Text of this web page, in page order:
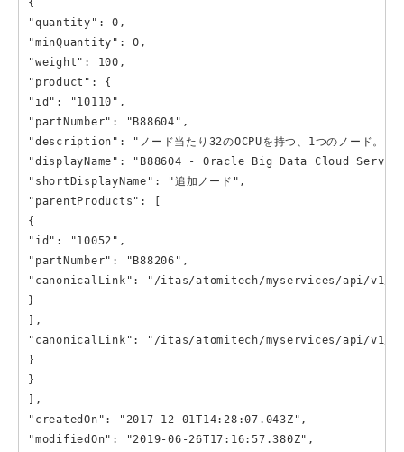
{
"quantity": 0,
"minQuantity": 0,
"weight": 100,
"product": {
"id": "10110",
"partNumber": "B88604",
"description": "ノード当たり32のOCPUを持つ、1つのノー
"displayName": "B88604 - Oracle Big Data Cloud Service
"shortDisplayName": "追加ノード",
"parentProducts": [
{
"id": "10052",
"partNumber": "B88206",
"canonicalLink": "/itas/atomitech/myservices/api/v1/
}
],
"canonicalLink": "/itas/atomitech/myservices/api/v1/
}
}
],
"createdOn": "2017-12-01T14:28:07.043Z",
"modifiedOn": "2019-06-26T17:16:57.380Z",